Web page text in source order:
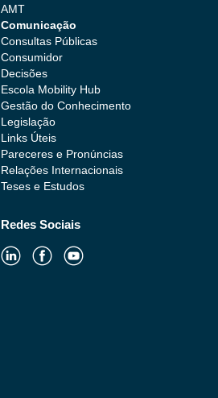
AMT
Comunicação
Consultas Públicas
Consumidor
Decisões
Escola Mobility Hub
Gestão do Conhecimento
Legislação
Links Úteis
Pareceres e Pronúncias
Relações Internacionais
Teses e Estudos
Redes Sociais